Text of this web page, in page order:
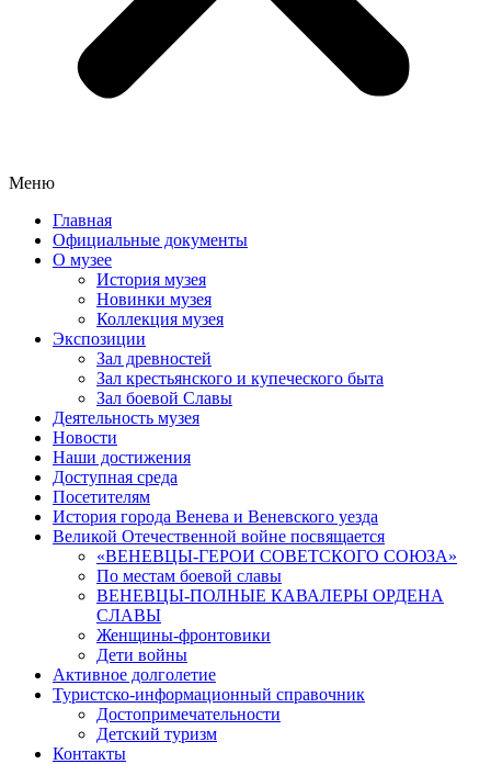
Меню
Главная
Официальные документы
О музее
История музея
Новинки музея
Коллекция музея
Экспозиции
Зал древностей
Зал крестьянского и купеческого быта
Зал боевой Славы
Деятельность музея
Новости
Наши достижения
Доступная среда
Посетителям
История города Венева и Веневского уезда
Великой Отечественной войне посвящается
«ВЕНЕВЦЫ-ГЕРОИ СОВЕТСКОГО СОЮЗА»
По местам боевой славы
ВЕНЕВЦЫ-ПОЛНЫЕ КАВАЛЕРЫ ОРДЕНА
СЛАВЫ
Женщины-фронтовики
Дети войны
Активное долголетие
Туристско-информационный справочник
Достопримечательности
Детский туризм
Контакты